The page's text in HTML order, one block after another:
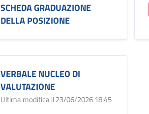
SCHEDA GRADUAZIONE
DELLA POSIZIONE
VERBALE NUCLEO DI
VALUTAZIONE
Ultima modifica il 23/06/2026 18:45